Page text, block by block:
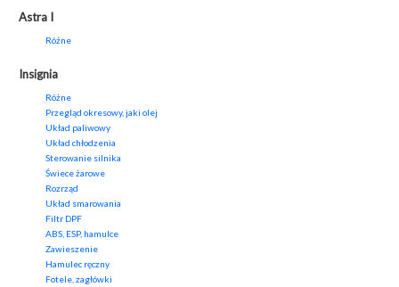
Astra I
Różne
Insignia
Różne
Przegląd okresowy, jaki olej
Układ paliwowy
Układ chłodzenia
Sterowanie silnika
Świece żarowe
Rozrząd
Układ smarowania
Filtr DPF
ABS, ESP, hamulce
Zawieszenie
Hamulec ręczny
Fotele, zagłówki